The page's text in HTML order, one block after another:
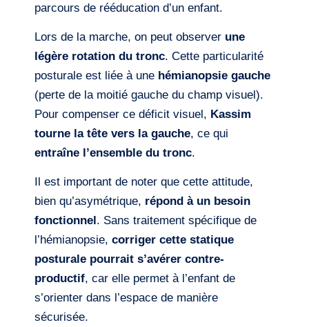
parcours de rééducation d’un enfant.
Lors de la marche, on peut observer une
légère rotation du tronc. Cette particularité
posturale est liée à une hémianopsie gauche
(perte de la moitié gauche du champ visuel).
Pour compenser ce déficit visuel, Kassim
tourne la tête vers la gauche, ce qui
entraîne l’ensemble du tronc.
Il est important de noter que cette attitude,
bien qu’asymétrique, répond à un besoin
fonctionnel . Sans traitement spécifique de
l’hémianopsie, corriger cette statique
posturale pourrait s’avérer contre-
productif, car elle permet à l’enfant de
s’orienter dans l’espace de manière
sécurisée.